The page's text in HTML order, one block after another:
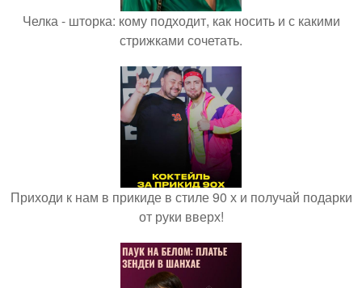
Челка - шторка: кому подходит, как носить и с какими
стрижками сочетать.
Приходи к нам в прикиде в стиле 90 х и получай подарки
от руки вверх!